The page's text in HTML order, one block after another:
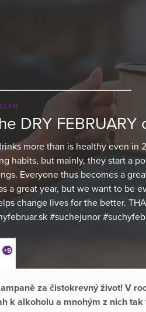
DRY FEBRUARY
more than is healthy even in
habits, but mainly, they start a
Everyone thus becomes a
a great year, but we want to be
change lives for the better.
#suchejunor
+9
za čistokrevný život! V
k alkoholu a mnohým z nich